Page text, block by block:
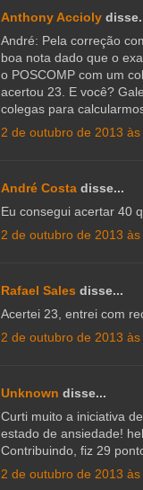
Anthony Accioly
André: Pela correção
boa nota dado que o
o POSCOMP com um
acertou 23. E você?
colegas para
2 de outubro de 2013 às
André Costa disse...
Eu consegui acertar 40
2 de outubro de 2013 às
Rafael Sales disse...
Acertei 23, entrei com
2 de outubro de 2013 às
Unknown disse...
Curti muito a iniciativa
estado de ansiedade!
Contribuindo, fiz 29
2 de outubro de 2013